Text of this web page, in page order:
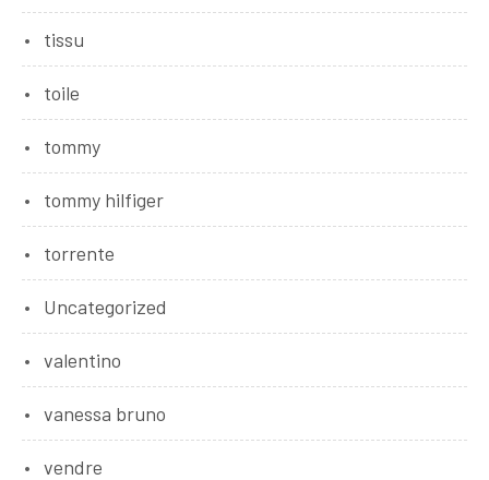
tissu
toile
tommy
tommy hilfiger
torrente
Uncategorized
valentino
vanessa bruno
vendre